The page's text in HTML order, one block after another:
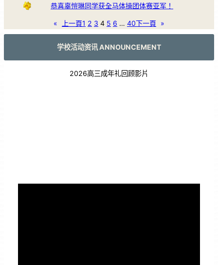
恭喜辜愷琳同学获全马体操团体赛亚军！
« 上一頁1 2 3 4 5 6 … 40下一頁 »
学校活动资讯 ANNOUNCEMENT
2026高三成年礼回顾影片